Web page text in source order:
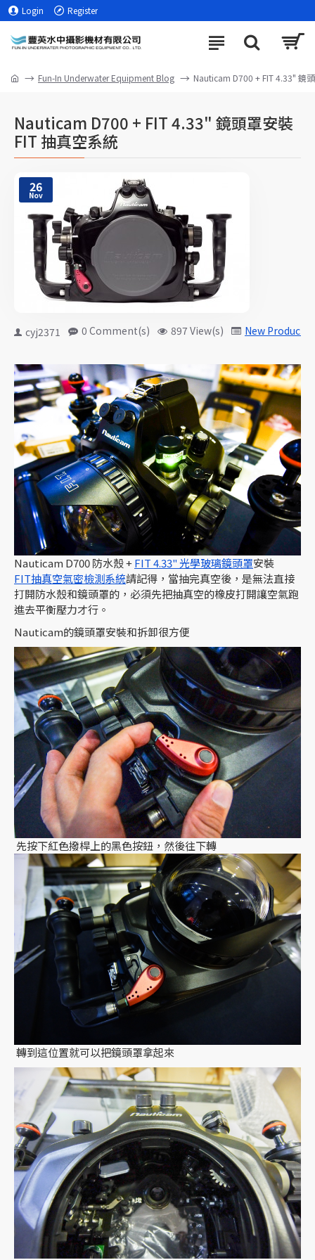
Login Register
Fun-In Underwater Equipment Blog Nauticam D700 + FIT 4.33" 鏡
Nauticam D700 + FIT 4.33" 鏡頭罩安裝
FIT 抽真空系統
26
Nov
cyj2371 0 Comment(s) 897 View(s) New Products
Nauticam D700 防水殼 +FIT 4.33" 光學玻璃鏡頭罩安裝
FIT抽真空氣密檢測系統請記得，當抽完真空後，是無法直接
打開防水殼和鏡頭罩的，必須先把抽真空的橡皮打開讓空氣跑
進去平衡壓力才行。
Nauticam的鏡頭罩安裝和拆卸很方便
先按下紅色撥桿上的黑色按鈕，然後往下轉
轉到這位置就可以把鏡頭罩拿起來